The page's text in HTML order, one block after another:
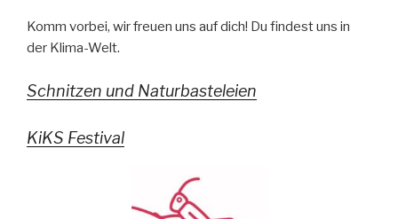
Komm vorbei, wir freuen uns auf dich! Du findest uns in
der Klima-Welt.
Schnitzen und Naturbasteleien
KiKS Festival